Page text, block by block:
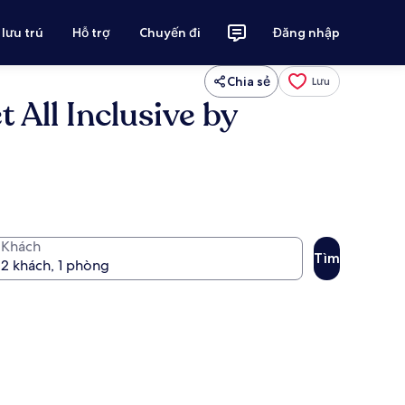
trú Hỗ trợ Chuyến đi Đăng nhập
Chia sẻ Lưu
All Inclusive by
Khách
Tìm